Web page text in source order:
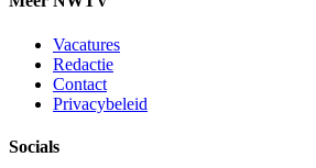
Vacatures
Redactie
Contact
Privacybeleid
Socials